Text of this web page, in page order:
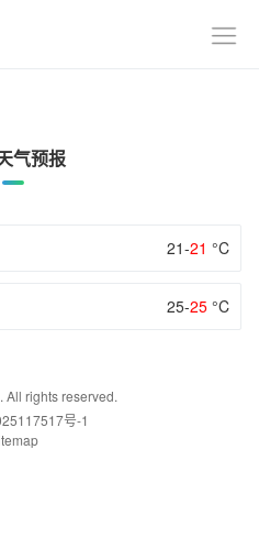
气预报
21-21 °C
25-25 °C
All rights reserved.
号-1